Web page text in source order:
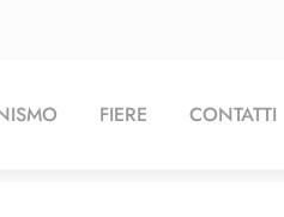
FIERE CONTATTI